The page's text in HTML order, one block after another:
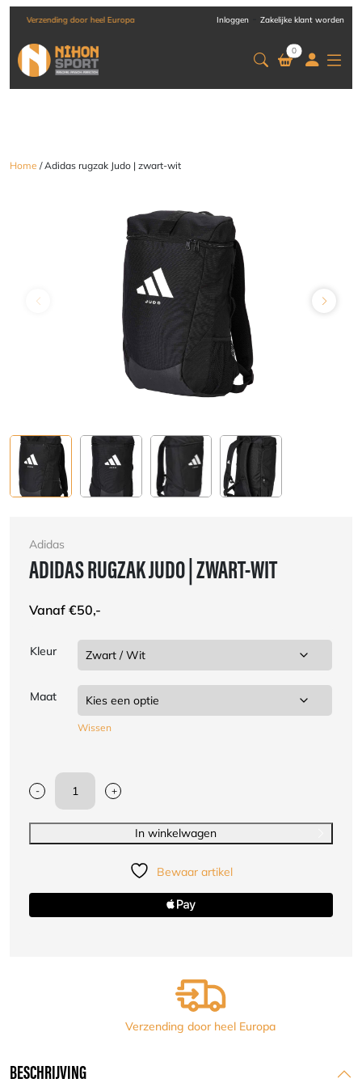
Verzending door heel Europa Inloggen Zakelijke klant worden
0
Home / Adidas rugzak Judo | zwart-wit
Adidas
ADIDAS RUGZAK JUDO | ZWART-WIT
Vanaf €50,-
Kleur
Maat
Wissen
-
Adidas
|
aantal
+
In winkelwagen
Bewaar artikel
Verzending door heel Europa
BESCHRIJVING